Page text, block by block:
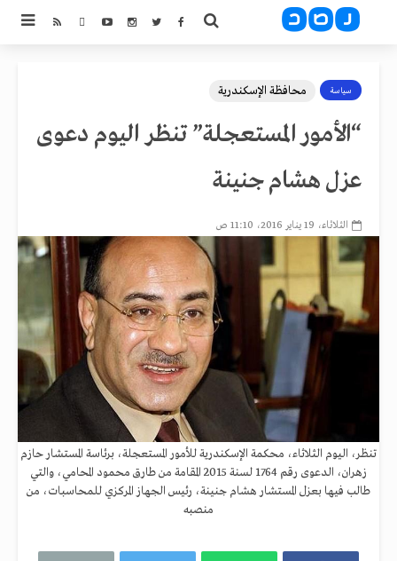
سياسة محافظة الإسكندرية
“الأمور المستعجلة” تنظر اليوم دعوى
عزل هشام جنينة
الثلاثاء، 19 يناير 2016، 11:10 ص
تنظر، اليوم الثلاثاء، محكمة الإسكندرية للأمور المستعجلة، برئاسة المستشار حازم
زهران، الدعوى رقم 1764 لسنة 2015 المقامة من طارق محمود المحامي، والتي
طالب فيها بعزل المستشار هشام جنينة، رئيس الجهاز المركزي للمحاسبات، من
منصبه